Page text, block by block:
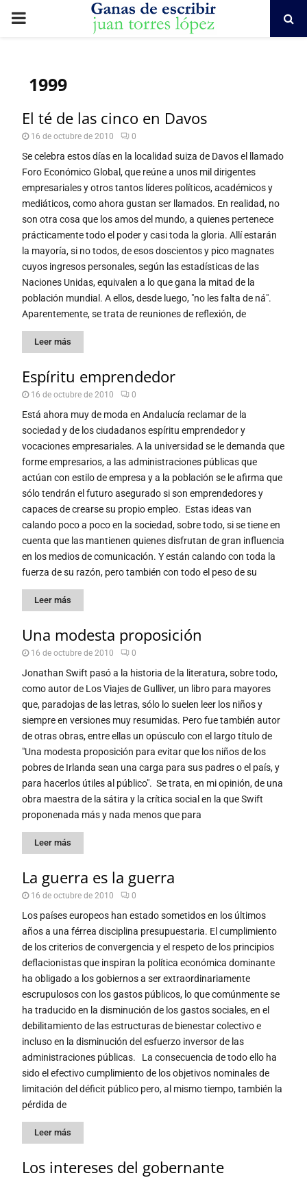
PRIMARY
1999
El té de las cinco en Davos
16 de octubre de 2010 0
Se celebra estos días en la localidad suiza de Davos el llamado
Foro Económico Global, que reúne a unos mil dirigentes
empresariales y otros tantos líderes políticos, académicos y
mediáticos, como ahora gustan ser llamados. En realidad, no
son otra cosa que los amos del mundo, a quienes pertenece
prácticamente todo el poder y casi toda la gloria. Allí estarán
la mayoría, si no todos, de esos doscientos y pico magnates
cuyos ingresos personales, según las estadísticas de las
Naciones Unidas, equivalen a lo que gana la mitad de la
población mundial. A ellos, desde luego, "no les falta de ná".
Aparentemente, se trata de reuniones de reflexión, de
Leer más
Espíritu emprendedor
16 de octubre de 2010 0
Está ahora muy de moda en Andalucía reclamar de la
sociedad y de los ciudadanos espíritu emprendedor y
vocaciones empresariales. A la universidad se le demanda que
forme empresarios, a las administraciones públicas que
actúan con estilo de empresa y a la población se le afirma que
sólo tendrán el futuro asegurado si son emprendedores y
capaces de crearse su propio empleo. Estas ideas van
calando poco a poco en la sociedad, sobre todo, si se tiene en
cuenta que las mantienen quienes disfrutan de gran influencia
en los medios de comunicación. Y están calando con toda la
fuerza de su razón, pero también con todo el peso de su
Leer más
Una modesta proposición
16 de octubre de 2010 0
Jonathan Swift pasó a la historia de la literatura, sobre todo,
como autor de Los Viajes de Gulliver, un libro para mayores
que, paradojas de las letras, sólo lo suelen leer los niños y
siempre en versiones muy resumidas. Pero fue también autor
de otras obras, entre ellas un opúsculo con el largo título de
"Una modesta proposición para evitar que los niños de los
pobres de Irlanda sean una carga para sus padres o el país, y
para hacerlos útiles al público". Se trata, en mi opinión, de una
obra maestra de la sátira y la crítica social en la que Swift
proponenada más y nada menos que para
Leer más
La guerra es la guerra
16 de octubre de 2010 0
Los países europeos han estado sometidos en los últimos
años a una férrea disciplina presupuestaria. El cumplimiento
de los criterios de convergencia y el respeto de los principios
deflacionistas que inspiran la política económica dominante
ha obligado a los gobiernos a ser extraordinariamente
escrupulosos con los gastos públicos, lo que comúnmente se
ha traducido en la disminución de los gastos sociales, en el
debilitamiento de las estructuras de bienestar colectivo e
incluso en la disminución del esfuerzo inversor de las
administraciones públicas. La consecuencia de todo ello ha
sido el efectivo cumplimiento de los objetivos nominales de
limitación del déficit público pero, al mismo tiempo, también la
pérdida de
Leer más
Los intereses del gobernante